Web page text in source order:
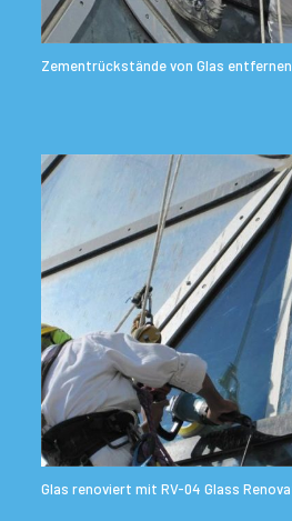
Zementrückstände von Glas entfernen
Glas renoviert mit RV-04 Glass